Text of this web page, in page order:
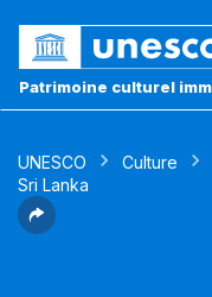
Patrimoine culturel
UNESCO Culture
Sri Lanka